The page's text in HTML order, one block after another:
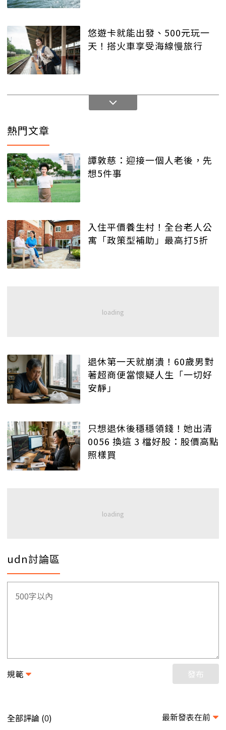
悠遊卡就能出發、500元玩一
天！搭火車享受海線慢旅行
熱門文章
譚敦慈：迎接一個人老後，先
想5件事
入住平價養生村！全台老人公
寓「政策型補助」最高打5折
退休第一天就崩潰！60歲男對
著超商便當懷疑人生「一切好
安靜」
只想退休後穩穩領錢！她出清
0056 換這 3 檔好股：股價高點
照樣買
udn討論區
規範 發布
全部評論 (0) 最新發表在前